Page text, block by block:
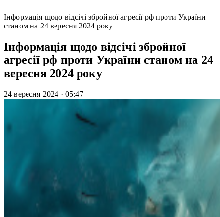
Інформація щодо відсічі збройної агресії рф проти України
станом на 24 вересня 2024 року
Інформація щодо відсічі збройної
агресії рф проти України станом на 24
вересня 2024 року
24 вересня 2024 · 05:47